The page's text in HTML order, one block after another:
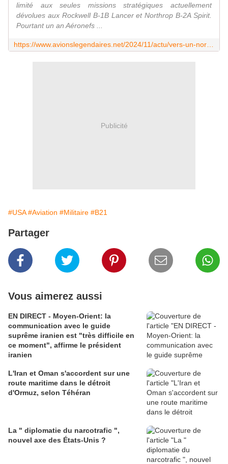
limité aux seules missions stratégiques actuellement
dévolues aux Rockwell B-1B Lancer et Northrop B-2A Spirit.
Pourtant un an Aéronefs ...
Publicité
#USA #Aviation #Militaire #B21
Partager
Vous aimerez aussi
EN DIRECT - Moyen-Orient: la
communication avec le guide
suprême iranien est "très difficile en
ce moment", affirme le président
iranien
L'Iran et Oman s'accordent sur une
route maritime dans le détroit
d'Ormuz, selon Téhéran
La " diplomatie du narcotrafic ",
nouvel axe des États-Unis ?